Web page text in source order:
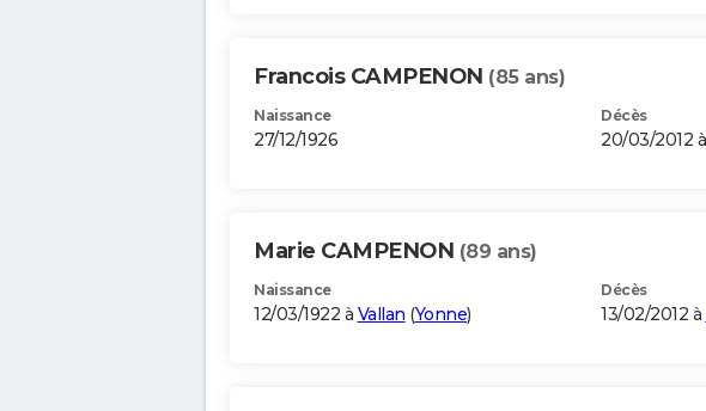
Francois CAMPENON (85 ans)
Naissance
27/12/1926
Décès
20/03/2012 à
Marie CAMPENON (89 ans)
Naissance
12/03/1922 à Vallan (Yonne)
Décès
13/02/2012 à